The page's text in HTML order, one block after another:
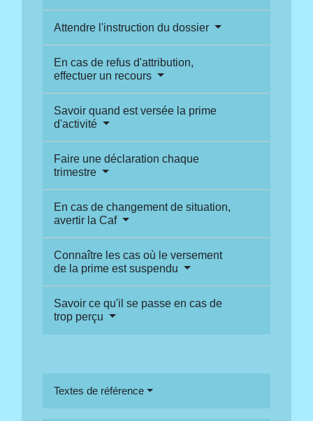
Attendre l'instruction du dossier
En cas de refus d'attribution,
effectuer un recours
Savoir quand est versée la prime
d'activité
Faire une déclaration chaque
trimestre
En cas de changement de situation,
avertir la Caf
Connaître les cas où le versement
de la prime est suspendu
Savoir ce qu'il se passe en cas de
trop perçu
Textes de référence